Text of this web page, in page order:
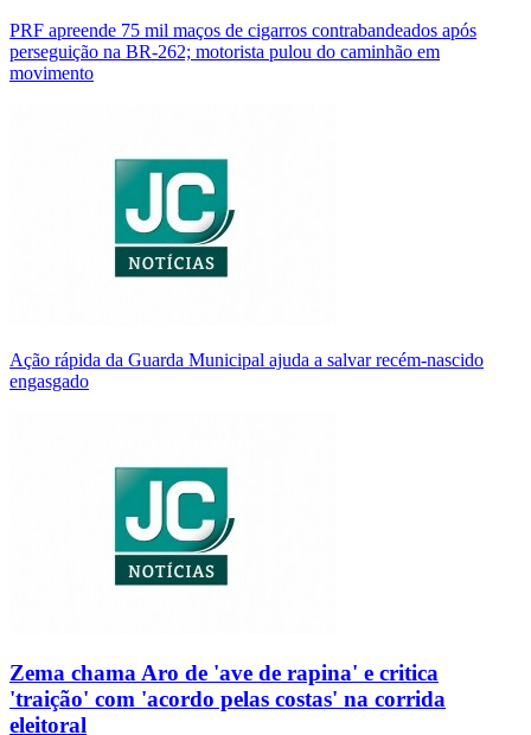
PRF apreende 75 mil maços de cigarros contrabandeados após
perseguição na BR-262; motorista pulou do caminhão em
movimento
Ação rápida da Guarda Municipal ajuda a salvar recém-nascido
engasgado
Zema chama Aro de 'ave de rapina' e critica
'traição' com 'acordo pelas costas' na corrida
eleitoral